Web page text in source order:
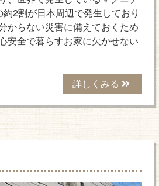
2割が日本周辺で発生しており
からない災害に備えておくため
安全で暮らすお家に欠かせない
詳しくみる